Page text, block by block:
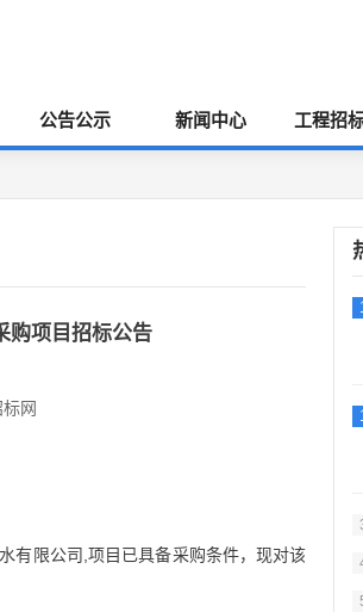
公告公示 新闻中心 工程招
购项目招标公告
网
有限公司,项目已具备采购条件，现对该
1
1